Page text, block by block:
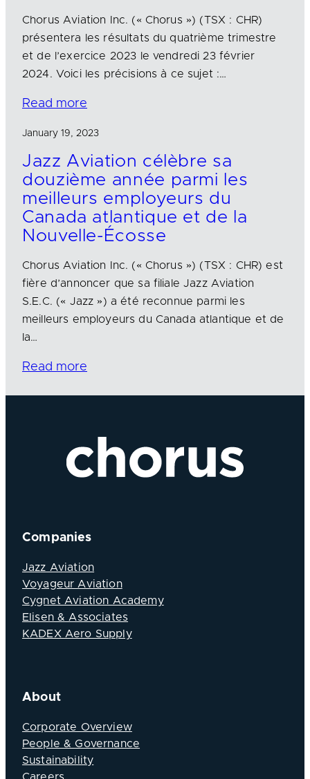
Chorus Aviation Inc. (« Chorus ») (TSX : CHR)
présentera les résultats du quatrième trimestre
et de l’exercice 2023 le vendredi 23 février
2024. Voici les précisions à ce sujet :…
Read more
January 19, 2023
Jazz Aviation célèbre sa
douzième année parmi les
meilleurs employeurs du
Canada atlantique et de la
Nouvelle-Écosse
Chorus Aviation Inc. (« Chorus ») (TSX : CHR) est
fière d’annoncer que sa filiale Jazz Aviation
S.E.C. (« Jazz ») a été reconnue parmi les
meilleurs employeurs du Canada atlantique et de
la…
Read more
Companies
Jazz Aviation
Voyageur Aviation
Cygnet Aviation Academy
Elisen & Associates
KADEX Aero Supply
About
Corporate Overview
People & Governance
Sustainability
Careers